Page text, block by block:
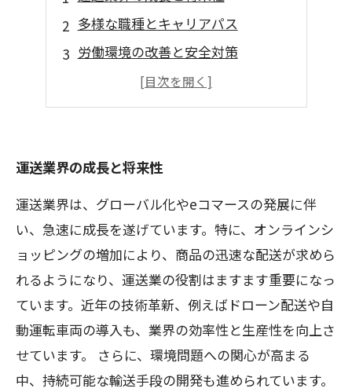
多様な職種とキャリアパス
労働環境の改善と安全対策
地域社会への貢献と影響
働きやすさを支える制度と福利厚生
運送業界の成長と将来性
運送業界は、グローバル化やeコマースの発展に伴
い、急速に成長を遂げています。特に、オンラインシ
ョッピングの増加により、商品の迅速な配送が求めら
れるようになり、運送業の役割はますます重要になっ
ています。近年の技術革新、例えばドローン配送や自
動運転車両の導入も、業界の効率性と生産性を向上さ
せています。 さらに、環境問題への関心が高まる
中、持続可能な輸送手段の開発も進められています。